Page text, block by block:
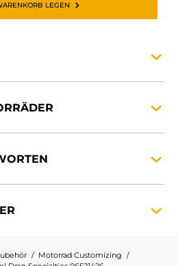
LEGEN
Motorrad Customizing